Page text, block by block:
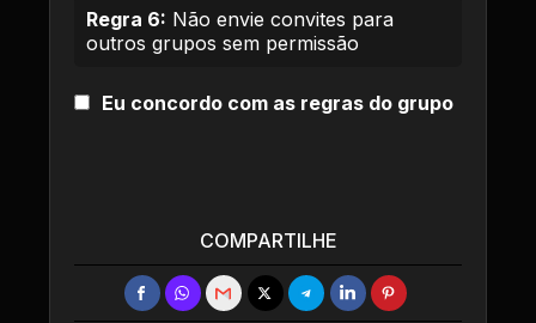
Regra 6: Não envie convites para
outros grupos sem permissão
Eu concordo com as regras do grupo
COMPARTILHE